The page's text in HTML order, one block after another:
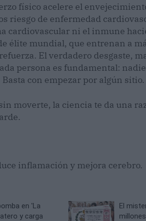
físico acelere el
riesgo de enfermedad
cardiovascular ni el inmune
élite mundial, que entrenan a
El verdadero desgaste,
persona es fundamental:
con empezar por algún sitio.
moverte, la ciencia te da una
inflamación y mejora cerebro.
en 'La
y carga
El